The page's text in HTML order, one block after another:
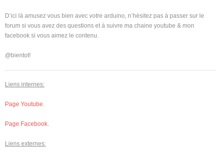
D’ici là amusez vous bien avec votre arduino, n’hèsitez pas à passer sur le
forum si vous avez des questions et à suivre ma chaine youtube & mon
facebook si vous aimez le contenu.
@bientot!
Liens internes:
Page Youtube.
Page Facebook.
Liens externes: